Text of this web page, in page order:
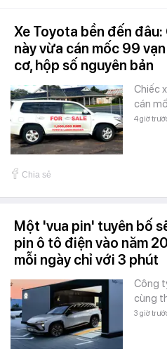
Xe Toyota bền đến
này vừa cán mốc 99
cơ, hộp số nguyên bản
Chiếc
cán
4 giờ
Chia sẻ
Một 'vua pin' tuyên bố
pin ô tô điện vào năm
mỗi ngày chỉ với 3 phút
Công
cùng
3 giờ